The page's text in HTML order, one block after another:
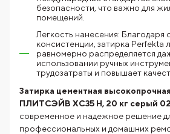
безопасности, что важно для
помещений.
Легкость нанесения: Благодаря
консистенции, затирка Perfekta
равномерно распределяется
использовании ручных
трудозатраты и повышает
Затирка цементная
ПЛИТСЭЙВ XC35 H, 20 кг серый
современное и надежное решение
профессиональных и домашних